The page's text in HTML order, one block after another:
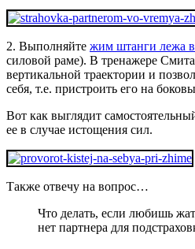
2. Выполняйте жим штанги лежа
силовой раме). В тренажере
вертикальной траектории и
себя, т.е. пристроить его на
Вот как выглядит
ее в случае истощения сил.
Также отвечу на вопрос…
Что делать, если любишь
нет партнера для